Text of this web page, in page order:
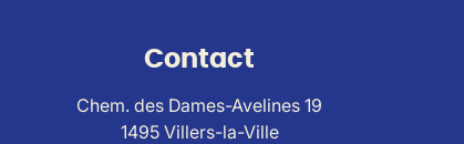
Contact
Chem. des Dames-Avelines 19
1495 Villers-la-Ville